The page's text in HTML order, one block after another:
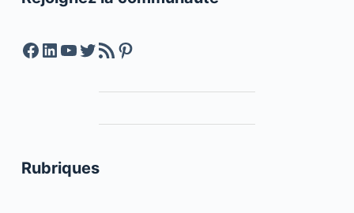
Facebook
LinkedIn
YouTube
Twitter
Feed RSSPinterest
Rubriques